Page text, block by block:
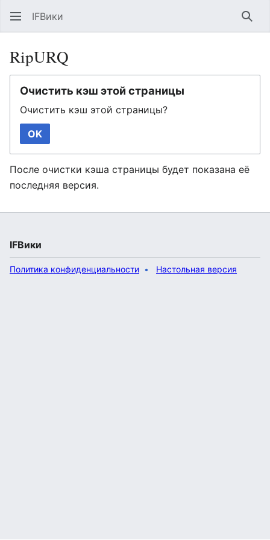
IFВики
RipURQ
Очистить кэш этой страницы
Очистить кэш этой страницы?
OK
После очистки кэша страницы будет показана её
последняя версия.
IFВики
Политика конфиденциальности Настольная версия